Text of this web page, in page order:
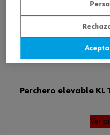
Perchero elevable KL
Ver